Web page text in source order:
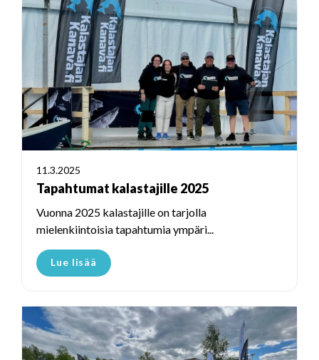
11.3.2025
Tapahtumat kalastajille 2025
Vuonna 2025 kalastajille on tarjolla
mielenkiintoisia tapahtumia ympäri...
Lue lisää